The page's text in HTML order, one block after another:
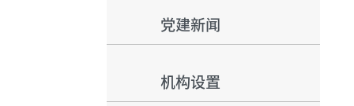
党建新闻
机构设置